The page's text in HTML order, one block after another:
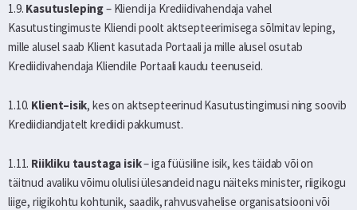
1.9. Kasutusleping– Kliendi ja Krediidivahendaja vahel
Kasutustingimuste Kliendi poolt aktsepteerimisega sõlmitav leping,
mille alusel saab Klient kasutada Portaali ja mille alusel osutab
Krediidivahendaja Kliendile Portaali kaudu teenuseid.
1.10. Klient–isik, kes on aktsepteerinud Kasutustingimusi ning soovib
Krediidiandjatelt krediidi pakkumust.
1.11. Riikliku taustaga isik– iga füüsiline isik, kes täidab või on
täitnud avaliku võimu olulisi ülesandeid nagu näiteks minister, riigikogu
liige, riigikohtu kohtunik, saadik, rahvusvahelise organisatsiooni või